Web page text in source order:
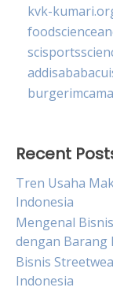
kvk-
Recent
Tren Usaha
Indonesia
Mengenal
dengan Barang
Bisnis
Indonesia